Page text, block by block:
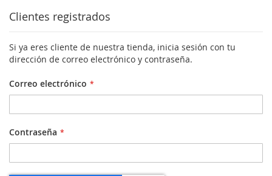
Clientes registrados
Si ya eres cliente de nuestra tienda, inicia sesión con tu
dirección de correo electrónico y contraseña.
Correo electrónico
Contraseña